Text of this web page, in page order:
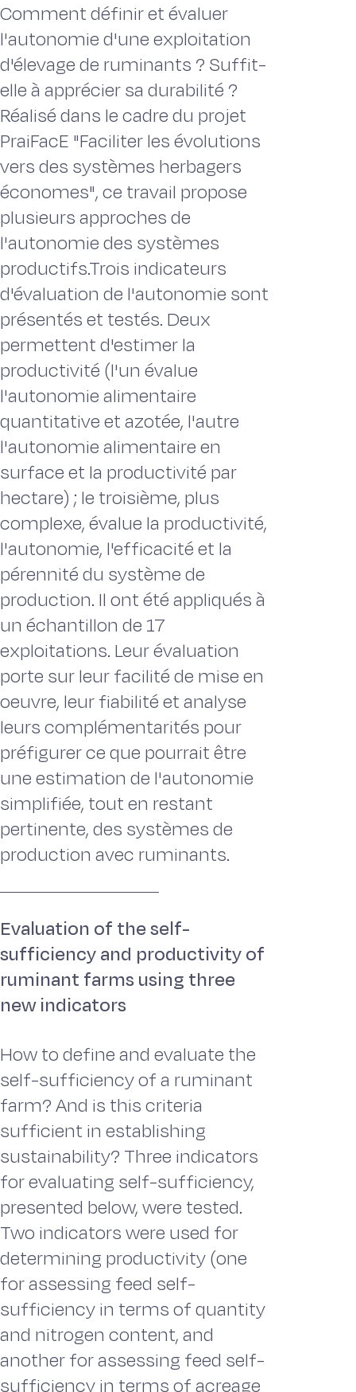
Comment définir et évaluer
l'autonomie d'une exploitation
d'élevage de ruminants ? Suffit-
elle à apprécier sa durabilité ?
Réalisé dans le cadre du projet
PraiFacE "Faciliter les évolutions
vers des systèmes herbagers
économes", ce travail propose
plusieurs approches de
l'autonomie des systèmes
productifs.Trois indicateurs
d'évaluation de l'autonomie sont
présentés et testés. Deux
permettent d'estimer la
productivité (l'un évalue
l'autonomie alimentaire
quantitative et azotée, l'autre
l'autonomie alimentaire en
surface et la productivité par
hectare) ; le troisième, plus
complexe, évalue la productivité,
l'autonomie, l'efficacité et la
pérennité du système de
production. Il ont été appliqués à
un échantillon de 17
exploitations. Leur évaluation
porte sur leur facilité de mise en
oeuvre, leur fiabilité et analyse
leurs complémentarités pour
préfigurer ce que pourrait être
une estimation de l'autonomie
simplifiée, tout en restant
pertinente, des systèmes de
production avec ruminants.
Evaluation of the self-
sufficiency and productivity of
ruminant farms using three
new indicators
How to define and evaluate the
self-sufficiency of a ruminant
farm? And is this criteria
sufficient in establishing
sustainability? Three indicators
for evaluating self-sufficiency,
presented below, were tested.
Two indicators were used for
determining productivity (one
for assessing feed self-
sufficiency in terms of quantity
and nitrogen content, and
another for assessing feed self-
sufficiency in terms of acreage